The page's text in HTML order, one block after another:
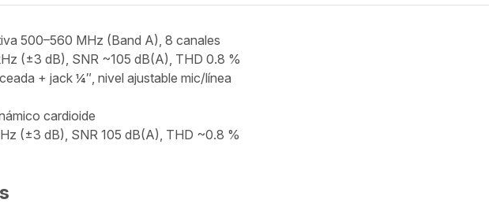
500–560 MHz (Band A), 8 canales
(±3 dB), SNR ~105 dB(A), THD 0.8 %
+ jack ¼″, nivel ajustable mic/línea
cardioide
(±3 dB), SNR 105 dB(A), THD ~0.8 %